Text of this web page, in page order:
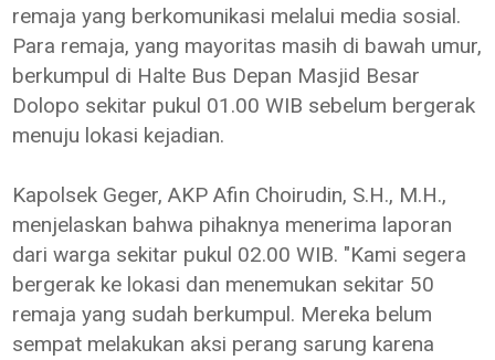
remaja yang berkomunikasi melalui media sosial.
Para remaja, yang mayoritas masih di bawah umur,
berkumpul di Halte Bus Depan Masjid Besar
Dolopo sekitar pukul 01.00 WIB sebelum bergerak
menuju lokasi kejadian.
Kapolsek Geger, AKP Afin Choirudin, S.H., M.H.,
menjelaskan bahwa pihaknya menerima laporan
dari warga sekitar pukul 02.00 WIB. "Kami segera
bergerak ke lokasi dan menemukan sekitar 50
remaja yang sudah berkumpul. Mereka belum
sempat melakukan aksi perang sarung karena